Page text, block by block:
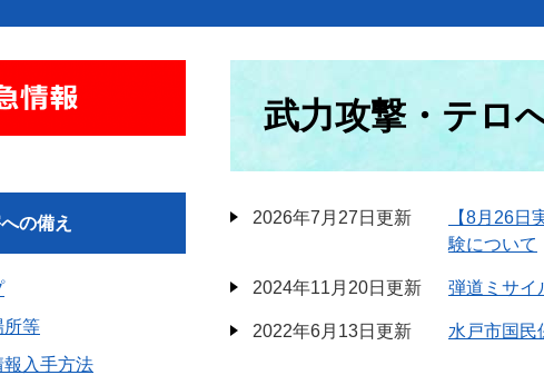
武力攻撃・テロ
2026年7月27日更新
【8月26
験について
2024年11月20日更新 弾道ミサイ
2022年6月13日更新 水戸市国民
の備え
所等
報入手方法